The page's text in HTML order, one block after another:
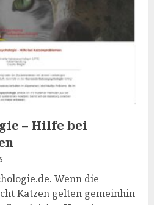
– Hilfe bei
Wenn die
Katzen gelten gemeinhin